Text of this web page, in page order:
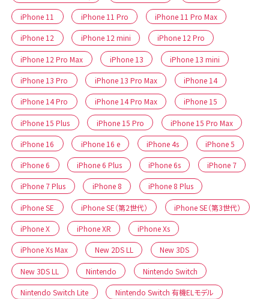
iPhone 11 iPhone 11 Pro iPhone 11 Pro Max
iPhone 12 iPhone 12 mini iPhone 12 Pro
iPhone 12 Pro Max iPhone 13 iPhone 13 mini
iPhone 13 Pro iPhone 13 Pro Max iPhone 14
iPhone 14 Pro iPhone 14 Pro Max iPhone 15
iPhone 15 Plus iPhone 15 Pro iPhone 15 Pro Max
iPhone 16 iPhone 16 e iPhone 4s iPhone 5
iPhone 6 iPhone 6 Plus iPhone 6s iPhone 7
iPhone 7 Plus iPhone 8 iPhone 8 Plus
iPhone SE iPhone SE（第2世代） iPhone SE（第3世代）
iPhone X iPhone XR iPhone Xs
iPhone Xs Max New 2DS LL New 3DS
New 3DS LL Nintendo Nintendo Switch
Nintendo Switch Lite Nintendo Switch 有機ELモデル